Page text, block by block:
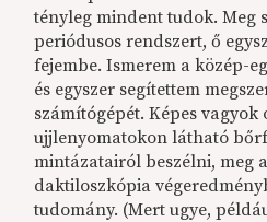
tényleg mindent tudok. Meg
periódusos rendszert, ő
fejembe. Ismerem a közép-
és egyszer segítettem
számítógépét. Képes vagyok
ujjlenyomatokon látható
mintázatairól beszélni, meg
daktiloszkópia
tudomány. (Mert ugye,